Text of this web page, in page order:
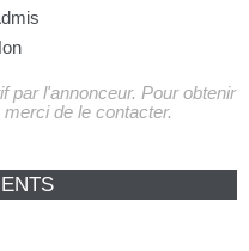
par l'annonceur. Pour obtenir
de le contacter.